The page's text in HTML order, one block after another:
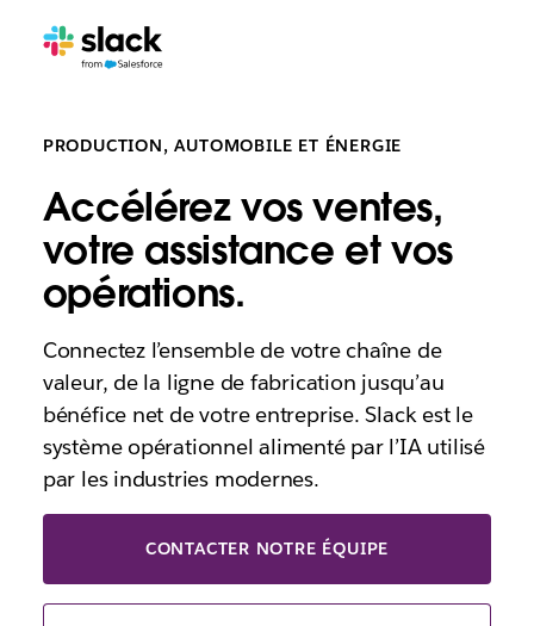
PRODUCTION, AUTOMOBILE ET ÉNERGIE
Accélérez vos ventes,
votre assistance et vos
opérations.
Connectez l’ensemble de votre chaîne de
valeur, de la ligne de fabrication jusqu’au
bénéfice net de votre entreprise. Slack est le
système opérationnel alimenté par l’IA utilisé
par les industries modernes.
CONTACTER NOTRE ÉQUIPE